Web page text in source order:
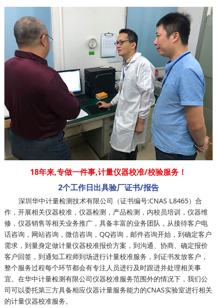
18年来,专做一件事,计量仪器校准/校验服务！
2个工作日出具验厂证书/报告
深圳华中计量检测技术有限公司（证书编号:CNAS L8465）合
作，开展相关仪器校准，仪器检测，产品检测，内校员培训，仪器维
修，仪器销售等相关业务推广，具备丰富的业务团队，从接待客户电
话咨询，网站咨询，微信咨询，QQ咨询，邮件咨询开始，到确定客户
需求，到量身定做计量仪器校准报价方案，到沟通、协商、确定报价
客户回签，到通知工程师到场进行计量校准服务，到证书发放客户，
整个服务过程每个环节都会有专注人员进行及时跟进并处理相关事
宜。在华中计量检测有限公司仪器校准服务范围外的情况下，我们公
司可以委托第三方具备相应仪器计量服务能力的CNAS实验室进行相关
的计量仪器校准服务。